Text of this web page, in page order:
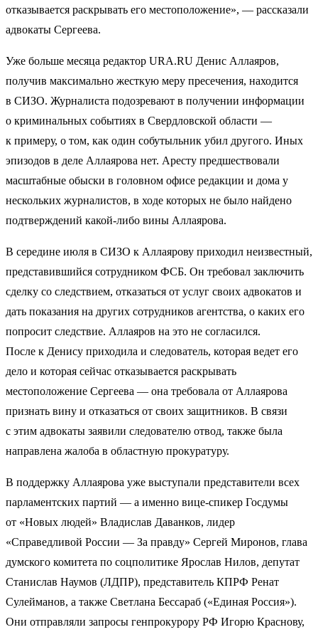
отказывается раскрывать его местоположение», — рассказали
адвокаты Сергеева.
Уже больше месяца редактор URA.RU Денис Аллаяров,
получив максимально жесткую меру пресечения, находится
в СИЗО. Журналиста подозревают в получении информации
о криминальных событиях в Свердловской области —
к примеру, о том, как один собутыльник убил другого. Иных
эпизодов в деле Аллаярова нет. Аресту предшествовали
масштабные обыски в головном офисе редакции и дома у
нескольких журналистов, в ходе которых не было найдено
подтверждений какой-либо вины Аллаярова.
В середине июля в СИЗО к Аллаярову приходил неизвестный,
представившийся сотрудником ФСБ. Он требовал заключить
сделку со следствием, отказаться от услуг своих адвокатов и
дать показания на других сотрудников агентства, о каких его
попросит следствие. Аллаяров на это не согласился.
После к Денису приходила и следователь, которая ведет его
дело и которая сейчас отказывается раскрывать
местоположение Сергеева — она требовала от Аллаярова
признать вину и отказаться от своих защитников. В связи
с этим адвокаты заявили следователю отвод, также была
направлена жалоба в областную прокуратуру.
В поддержку Аллаярова уже выступали представители всех
парламентских партий — а именно вице-спикер Госдумы
от «Новых людей» Владислав Даванков, лидер
«Справедливой России — За правду» Сергей Миронов, глава
думского комитета по соцполитике Ярослав Нилов, депутат
Станислав Наумов (ЛДПР), представитель КПРФ Ренат
Сулейманов, а также Светлана Бессараб («Единая Россия»).
Они отправляли запросы генпрокурору РФ Игорю Краснову,